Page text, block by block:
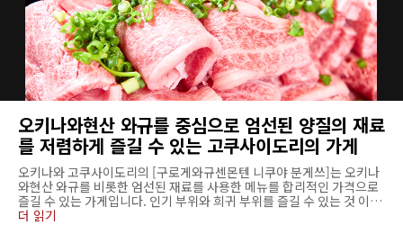
오키나와현산 와규를 중심으로 엄선된 양질의 재료
를 저렴하게 즐길 수 있는 고쿠사이도리의 가게
오키나와 고쿠사이도리의 [구로게와규센몬텐 니쿠야 분게쓰]는 오키나
와현산 와규를 비롯한 엄선된 재료를 사용한 메뉴를 합리적인 가격으로
즐길 수 있는 가게입니다. 인기 부위와 희귀 부위를 즐길 수 있는 것 이외
에도 강력하게 추천하는 요리가 가득한 코스도 있어 연회나 친구들 모임
더 읽기